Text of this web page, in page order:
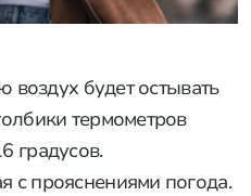
воздух будет остывать
термометров
градусов.
с прояснениями погода.